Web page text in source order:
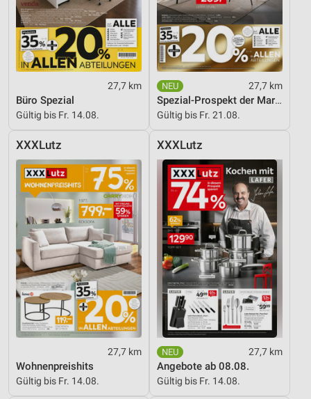
27,7 km
Büro Spezial
Gültig bis Fr. 14.08.
27,7 km
Spezial-Prospekt der Marken
Gültig bis Fr. 21.08.
XXXLutz
27,7 km
Wohnenpreishits
Gültig bis Fr. 14.08.
XXXLutz
27,7 km
Angebote ab 08.08.
Gültig bis Fr. 14.08.
Performance
Funktional
Werbung